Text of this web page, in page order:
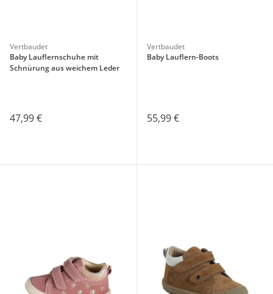
Vertbaudet
Baby Lauflernschuhe mit
Schnürung aus weichem Leder
47,99 €
Vertbaudet
Baby Lauflern-Boots
55,99 €